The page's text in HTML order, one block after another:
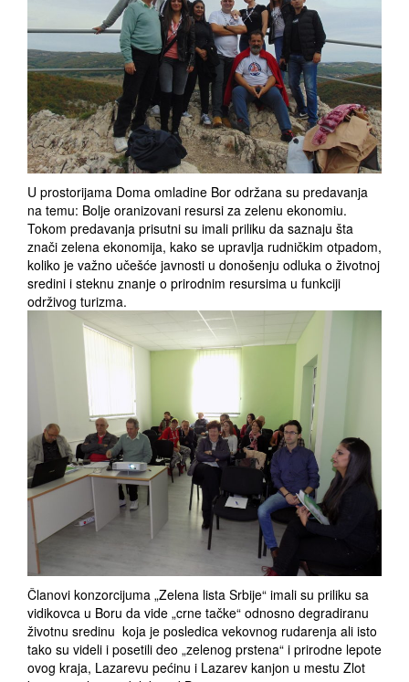
U prostorijama Doma omladine Bor održana su predavanja
na temu: Bolje oranizovani resursi za zelenu ekonomiu.
Tokom predavanja prisutni su imali priliku da saznaju šta
znači zelena ekonomija, kako se upravlja rudničkim otpadom,
koliko je važno učešće javnosti u donošenju odluka o životnoj
sredini i steknu znanje o prirodnim resursima u funkciji
održivog turizma.
Članovi konzorcijuma „Zelena lista Srbije“ imali su priliku sa
vidikovca u Boru da vide „crne tačke“ odnosno degradiranu
životnu sredinu koja je posledica vekovnog rudarenja ali isto
tako su videli i posetili deo „zelenog prstena“ i prirodne lepote
ovog kraja, Lazarevu pećinu i Lazarev kanjon u mestu Zlot